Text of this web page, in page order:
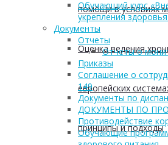
помощи в условиях
Оценка ведения
европейских
принципы и подходы
Обучающий курс
укрепления
Документы
Отчеты
Отчеты о
Приказы
Соглашение о
149
Документы по
ДОКУМЕНТЫ ПО
Противодействие
Обучающие